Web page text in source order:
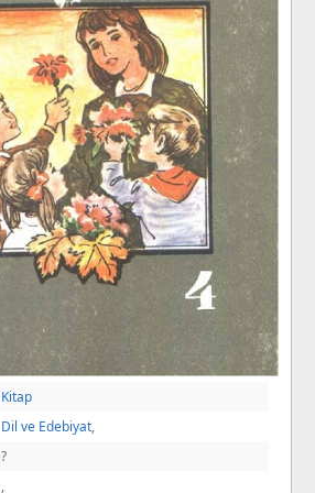
Kitap
Dil ve Edebiyat,
?
,